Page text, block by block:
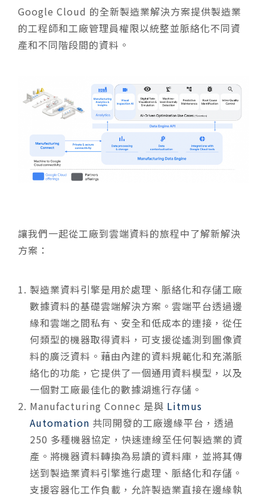
Google Cloud 的全新製造業解決方案提供製造業
的工程師和工廠管理員權限以統整並脈絡化不同資
產和不同階段間的資料。
讓我們一起從工廠到雲端資料的旅程中了解新解決
方案：
製造業資料引擎是用於處理、脈絡化和存儲工廠
數據資料的基礎雲端解決方案。 雲端平台透過邊
緣和雲端之間私有、安全和低成本的連接，從任
何類型的機器取得資料，可支援從遙測到圖像資
料的廣泛資料。藉由內建的資料規範化和充滿脈
絡化的功能，它提供了一個通用資料模型，以及
一個對工廠最佳化的數據湖進行存儲。
Manufacturing Connec 是與 Litmus
Automation 共同開發的工廠邊緣平台，透過
250 多種機器協定，快速連線至任何製造業的資
產。 將機器資料轉換為易讀的資料庫，並將其傳
送到製造業資料引擎進行處理、脈絡化和存儲。
支援容器化工作負載，允許製造業直接在邊緣執